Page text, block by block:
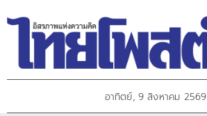
อาทิตย์, 9 สิงหาคม 2569